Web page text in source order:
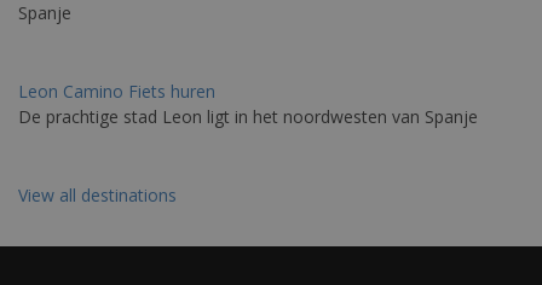
Spanje
Leon Camino Fiets huren
De prachtige stad Leon ligt in het noordwesten van Spanje
View all destinations